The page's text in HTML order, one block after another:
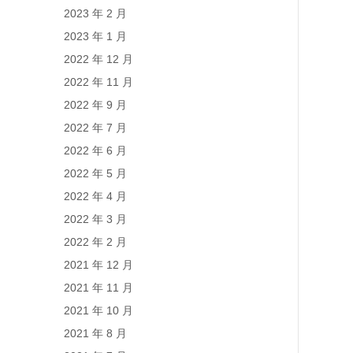
2023 年 2 月
2023 年 1 月
2022 年 12 月
2022 年 11 月
2022 年 9 月
2022 年 7 月
2022 年 6 月
2022 年 5 月
2022 年 4 月
2022 年 3 月
2022 年 2 月
2021 年 12 月
2021 年 11 月
2021 年 10 月
2021 年 8 月